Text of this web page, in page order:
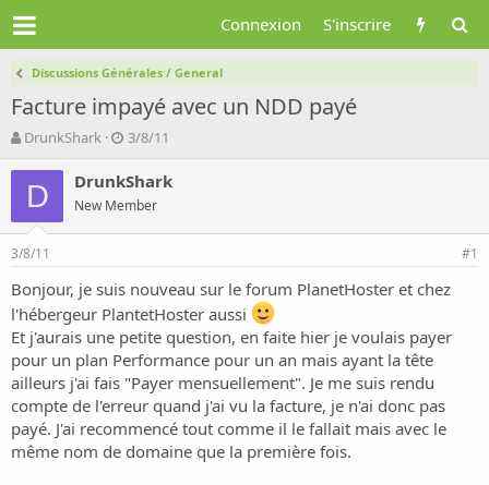
Connexion S'inscrire
Discussions Générales / General
Facture impayé avec un NDD payé
A
t
r
d
l
a
d
s
c
u
s
s
DrunkShark
D
t
d
e
b
u
t
3/8/11
D DrunkShark
New Member
3/8/11 #1
Bonjour, je suis nouveau sur le forum PlanetHoster et chez
l'hébergeur PlantetHoster aussi
Et j'aurais une petite question, en faite hier je voulais payer
pour un plan Performance pour un an mais ayant la tête
ailleurs j'ai fais "Payer mensuellement". Je me suis rendu
compte de l'erreur quand j'ai vu la facture, je n'ai donc pas
payé. J'ai recommencé tout comme il le fallait mais avec le
même nom de domaine que la première fois.